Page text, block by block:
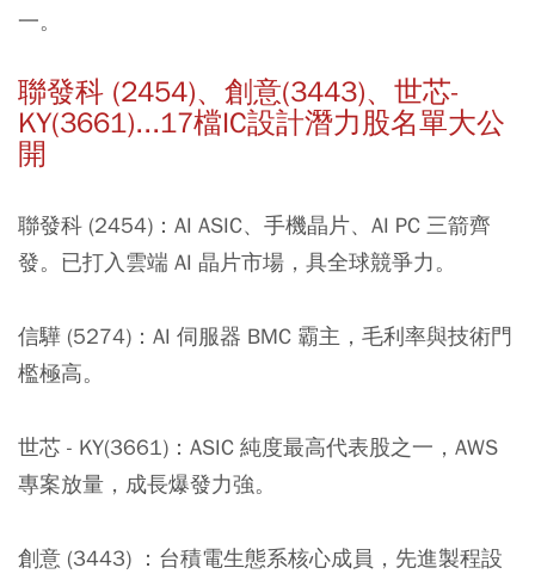
一。
聯發科 (2454)、創意(3443)、世芯-
KY(3661)...17檔IC設計潛力股名單大公
開
聯發科 (2454)： AI ASIC、手機晶片、AI PC 三箭齊
發。已打入雲端 AI 晶片市場，具全球競爭力。
信驊 (5274)： AI 伺服器 BMC 霸主，毛利率與技術門
檻極高。
世芯 - KY(3661)： ASIC 純度最高代表股之一，AWS
專案放量，成長爆發力強。
創意 (3443) ： 台積電生態系核心成員，先進製程設